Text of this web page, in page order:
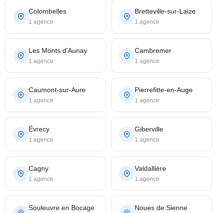
Colombelles
1 agence
Bretteville-sur-Laize
1 agence
Les Monts d'Aunay
1 agence
Cambremer
1 agence
Caumont-sur-Aure
1 agence
Pierrefitte-en-Auge
1 agence
Évrecy
1 agence
Giberville
1 agence
Cagny
1 agence
Valdallière
1 agence
Souleuvre en Bocage Noues de Sienne